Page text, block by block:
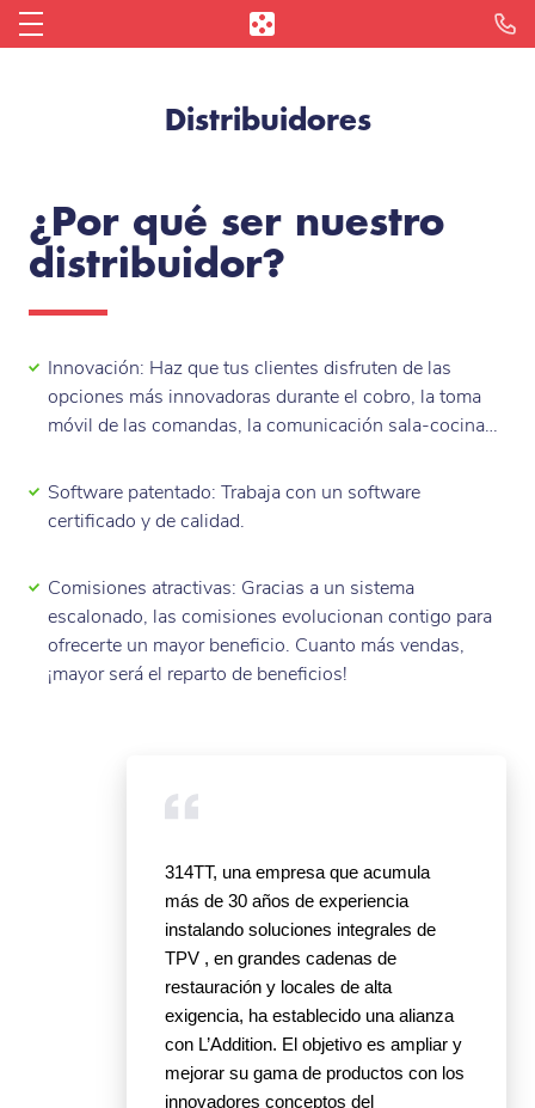
L'Addition Reservas
L'Addition Click & Collect
¿Quiénes somos?
Prensa
Fast Food
Cafetería
Panadería
Heladería
Food Truck
Pub
Hotel- restaurante
Distribuidores
¿Por qué ser nuestro
distribuidor?
Innovación: Haz que tus clientes disfruten de las
opciones más innovadoras durante el cobro, la toma
móvil de las comandas, la comunicación sala-cocina…
Software patentado: Trabaja con un software
certificado y de calidad.
Comisiones atractivas: Gracias a un sistema
escalonado, las comisiones evolucionan contigo para
ofrecerte un mayor beneficio. Cuanto más vendas,
¡mayor será el reparto de beneficios!
314TT, una empresa que acumula
más de 30 años de experiencia
instalando soluciones integrales de
TPV , en grandes cadenas de
restauración y locales de alta
exigencia, ha establecido una alianza
con L’Addition. El objetivo es ampliar y
mejorar su gama de productos con los
innovadores conceptos del